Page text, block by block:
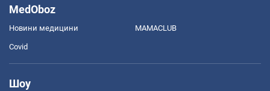
MedOboz
Новини медицини MAMACLUB
Covid
Шоу